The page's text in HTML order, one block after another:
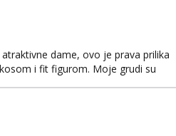
dame, ovo je prava prilika
i fit figurom. Moje grudi su